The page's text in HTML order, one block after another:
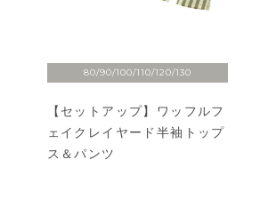
80/90/100/110/120/130
【セットアップ】ワッフルフ
ェイクレイヤード半袖トップ
ス＆パンツ